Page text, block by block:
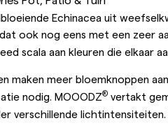
Echinacea uit
ook nog eens met een zeer
scala aan kleuren die elkaar
maken meer bloemknoppen
nodig. MOOODZ® vertakt
verschillende lichtintensiteiten.